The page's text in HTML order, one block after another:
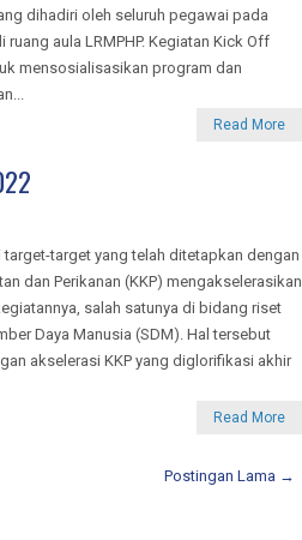
dihadiri oleh seluruh pegawai pada
ruang aula LRMPHP. Kegiatan Kick Off
mensosialisasikan program dan
Read More
target yang telah ditetapkan dengan
dan Perikanan (KKP) mengakselerasikan
salah satunya di bidang riset
Daya Manusia (SDM). Hal tersebut
akselerasi KKP yang diglorifikasi akhir
Read More
Postingan Lama →